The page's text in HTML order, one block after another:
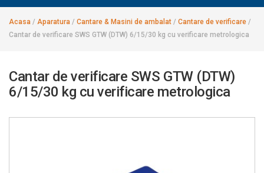
Acasa / Aparatura / Cantare & Masini de ambalat / Cantare de verificare /
Cantar de verificare SWS GTW (DTW) 6/15/30 kg cu verificare metrologica
Cantar de verificare SWS GTW (DTW)
6/15/30 kg cu verificare metrologica